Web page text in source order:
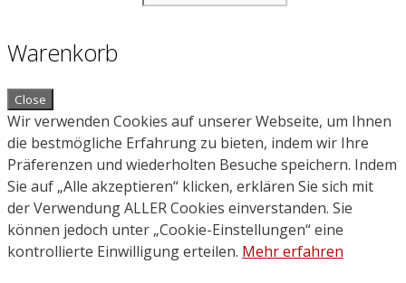
Warenkorb
Close
Wir verwenden Cookies auf unserer Webseite, um Ihnen
die bestmögliche Erfahrung zu bieten, indem wir Ihre
Präferenzen und wiederholten Besuche speichern. Indem
Sie auf „Alle akzeptieren“ klicken, erklären Sie sich mit
der Verwendung ALLER Cookies einverstanden. Sie
können jedoch unter „Cookie-Einstellungen“ eine
kontrollierte Einwilligung erteilen. Mehr erfahren